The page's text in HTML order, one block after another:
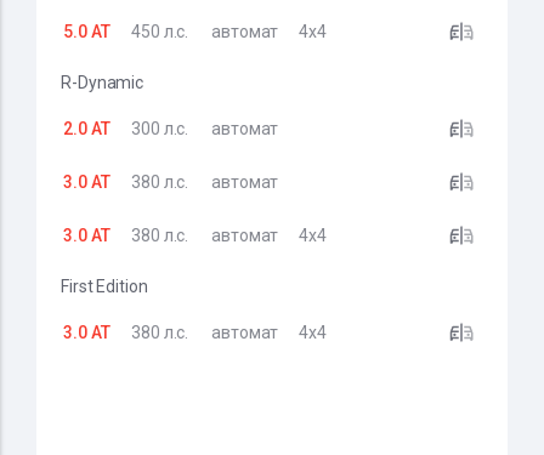
5.0 AT 450 л.с. автомат 4x4
R-Dynamic
2.0 AT 300 л.с. автомат
3.0 AT 380 л.с. автомат
3.0 AT 380 л.с. автомат 4x4
First Edition
3.0 AT 380 л.с. автомат 4x4